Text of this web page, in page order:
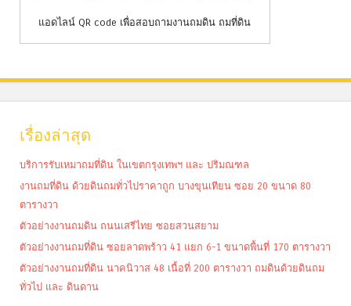
แอดไลน์ QR code เพื่อสอบถามงานถมดิน ถมที่ดิน
เรื่องล่าสุด
บริการรับเหมาถมที่ดิน ในเขตกรุงเทพฯ และ ปริมณฑล
งานถมที่ดิน ด้วยดินถมทั่วไปราคาถูก บางขุนเทียน ซอย 20 ขนาด 80
ตารางวา
ตัวอย่างงานถมดิน ถนนเสรีไทย ซอยสวนสยาม
ตัวอย่างงานถมที่ดิน ซอยลาดพร้าว 41 แยก 6-1 ขนาดพื้นที่ 170 ตารางวา
ตัวอย่างงานถมที่ดิน นาคนิวาส 48 เนื้อที่ 200 ตารางวา ถมดินด้วยดินถม
ทั่วไป และ ดินดาน